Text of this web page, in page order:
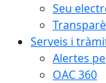
Seu
Serveis i
Alertes
OAC 360